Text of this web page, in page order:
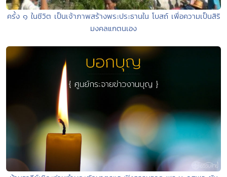
ครั้ง ๑ ในชีวิต เป็นเจ้าภาพสร้างพระประธานใน โบสถ์ เพื่อความเป็นสิริ
มงคลแกตนเอง